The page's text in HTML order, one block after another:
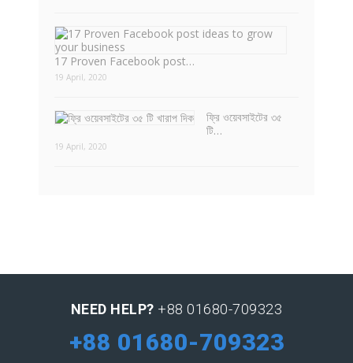
17 Proven Facebook post…
19 April, 2020
ফ্রি ওয়েবসাইটের ৩৫
টি…
19 April, 2020
NEED HELP? +88 01680-709323
+88 01680-709323